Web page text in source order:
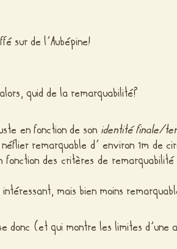
sur de l’Aubépine!
quid de la remarquabilité?
en fonction de son identité finale/
remarquable d’ environ 1m de
des critères de
mais bien moins
donc (et qui montre les limites d’une